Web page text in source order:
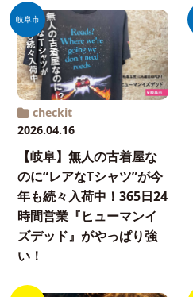
岐阜市
checkit
2026.04.16
【岐阜】無人の古着屋な
のに“レアなTシャツ”が今
年も続々入荷中！365日24
時間営業『ヒューマンイ
ズデッド』がやっぱり強
い！